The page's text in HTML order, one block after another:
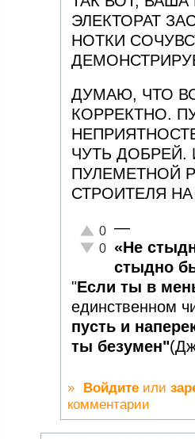
ЭЛЕКТОРАТ
НОТКИ
ДУМАЮ, ЧТО
КОРРЕКТНО.
ЧУТЬ ДОБРЕЙ.
ПУЛЕМЕТНОЙ
СТРОИТЕЛЯ
Отлично!
0
Неадекватно!
0
—
«Не
стыдно
"Если ты в
единственном
пусть и
ты безумен"
» Войдите или
комментарии